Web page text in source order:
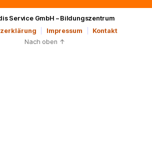
Service GmbH – Bildungszentrum
Impressum
Kontakt
Nach oben ↑